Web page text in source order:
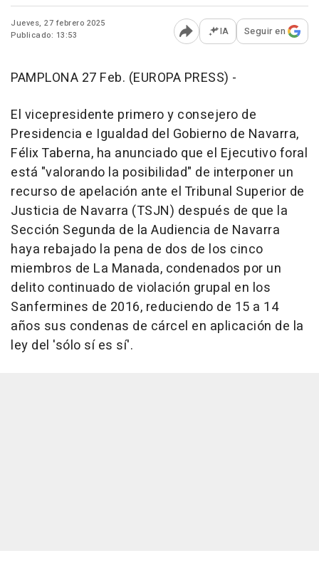
Jueves, 27 febrero 2025
Publicado: 13:53
Abrir opciones para
IA Seguir en
PAMPLONA 27 Feb. (EUROPA PRESS) -
El vicepresidente primero y consejero de
Presidencia e Igualdad del Gobierno de Navarra,
Félix Taberna, ha anunciado que el Ejecutivo foral
está "valorando la posibilidad" de interponer un
recurso de apelación ante el Tribunal Superior de
Justicia de Navarra (TSJN) después de que la
Sección Segunda de la Audiencia de Navarra
haya rebajado la pena de dos de los cinco
miembros de La Manada, condenados por un
delito continuado de violación grupal en los
Sanfermines de 2016, reduciendo de 15 a 14
años sus condenas de cárcel en aplicación de la
ley del 'sólo sí es sí'.